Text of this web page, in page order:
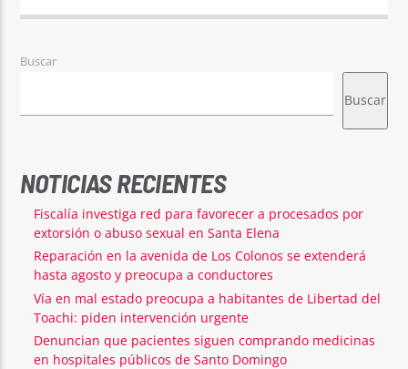
Buscar
Buscar
NOTICIAS RECIENTES
Fiscalía investiga red para favorecer a procesados por
extorsión o abuso sexual en Santa Elena
Reparación en la avenida de Los Colonos se extenderá
hasta agosto y preocupa a conductores
Vía en mal estado preocupa a habitantes de Libertad del
Toachi: piden intervención urgente
Denuncian que pacientes siguen comprando medicinas
en hospitales públicos de Santo Domingo